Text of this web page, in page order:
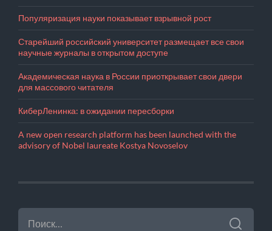
Популяризация науки показывает взрывной рост
Старейший российский университет размещает все свои
научные журналы в открытом доступе
Академическая наука в России приоткрывает свои двери
для массового читателя
КиберЛенинка: в ожидании пересборки
A new open research platform has been launched with the
advisory of Nobel laureate Kostya Novoselov
НАЙТИ: